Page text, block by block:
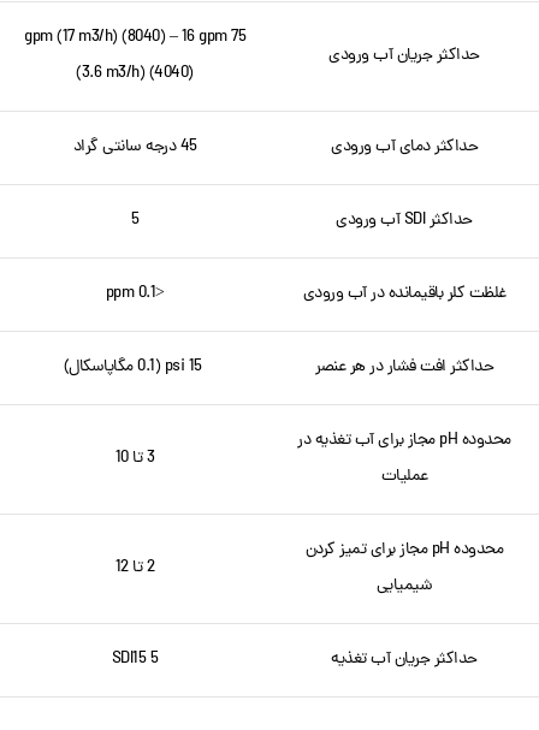
حداکثر جریان آب ورودی
75 gpm (17 m3/h) (8040) – 16 gpm
(3.6 m3/h) (4040)
حداکثر دمای آب ورودی 45 درجه سانتی گراد
حداکثر SDI آب ورودی 5
غلظت کلر باقیمانده در آب ورودی <0.1 ppm
حداکثر افت فشار در هر عنصر 15 psi (0.1 مگاپاسکال)
محدوده pH مجاز برای آب تغذیه در
عملیات
3 تا 10
محدوده pH مجاز برای تمیز کردن
شیمیایی
2 تا 12
حداکثر جریان آب تغذیه SDI15 5